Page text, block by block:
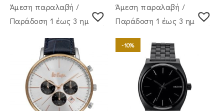
Άμεση παραλαβή /
Παράδoση 1 έως 3 ημέρες
Άμεση παραλαβή /
Παράδoση 1 έως 3 ημέρες
-10%